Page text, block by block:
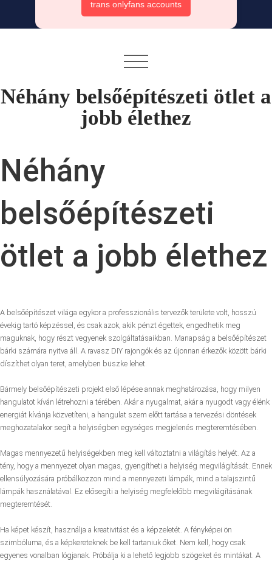
trans onlyfans accounts
Néhány belsőépítészeti ötlet a
jobb élethez
Néhány
belsőépítészeti
ötlet a jobb élethez
A belsőépítészet világa egykor a professzionális tervezők területe volt, hosszú
évekig tartó képzéssel, és csak azok, akik pénzt égettek, engedhetik meg
maguknak, hogy részt vegyenek szolgáltatásaikban. Manapság a belsőépítészet
bárki számára nyitva áll. A ravasz DIY rajongók és az újonnan érkezők között bárki
díszíthet olyan teret, amelyben büszke lehet.
Bármely belsőépítészeti projekt első lépése annak meghatározása, hogy milyen
hangulatot kíván létrehozni a térében. Akár a nyugalmat, akár a nyugodt vagy élénk
energiát kívánja közvetíteni, a hangulat szem előtt tartása a tervezési döntések
meghozatalakor segít a helyiségben egységes megjelenés megteremtésében.
Magas mennyezetű helyiségekben meg kell változtatni a világítás helyét. Az a
tény, hogy a mennyezet olyan magas, gyengítheti a helyiség megvilágítását. Ennek
ellensúlyozására próbálkozzon mind a mennyezeti lámpák, mind a talajszintű
lámpák használatával. Ez elősegíti a helyiség megfelelőbb megvilágításának
megteremtését.
Ha képet készít, használja a kreativitást és a képzeletét. A fényképei ön
szimbóluma, és a képkereteknek be kell tartaniuk őket. Nem kell, hogy csak
egyenes vonalban lógjanak. Próbálja ki a lehető legjobb szögeket és mintákat. A